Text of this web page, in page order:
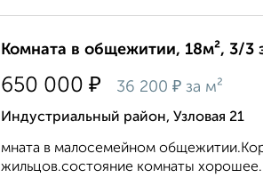
Комната в общежитии, 18м², 3/3
650 000 ₽ 36 200 ₽ за м²
Индустриальный район, Узловая 21
мната в малосемейном
жильцов.состояние комнаты